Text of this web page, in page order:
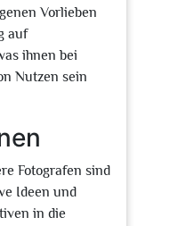
Vorlieben
auf
ihnen bei
Nutzen sein
Fotografen sind
Ideen und
in die